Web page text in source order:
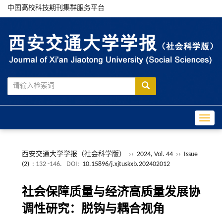
中国高校科技期刊集群服务平台
西安交通大学学报（社会科学版） ›› 2024, Vol. 44 ›› Issue
(2) : 132 -146. DOI: 10.15896/j.xjtuskxb.202402012
社会保障质量与经济高质量发展协
调性研究：脱钩与耦合视角